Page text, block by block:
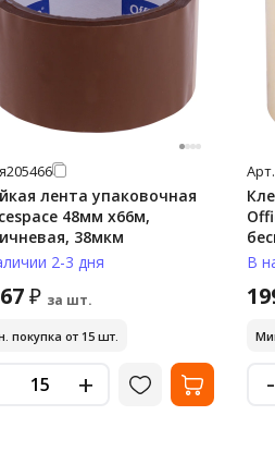
я205466
лента упаковочная
48мм x66м,
38мкм
2-3 дня
₽ за шт.
покупка от 15 шт.
+
Арт.
В
-